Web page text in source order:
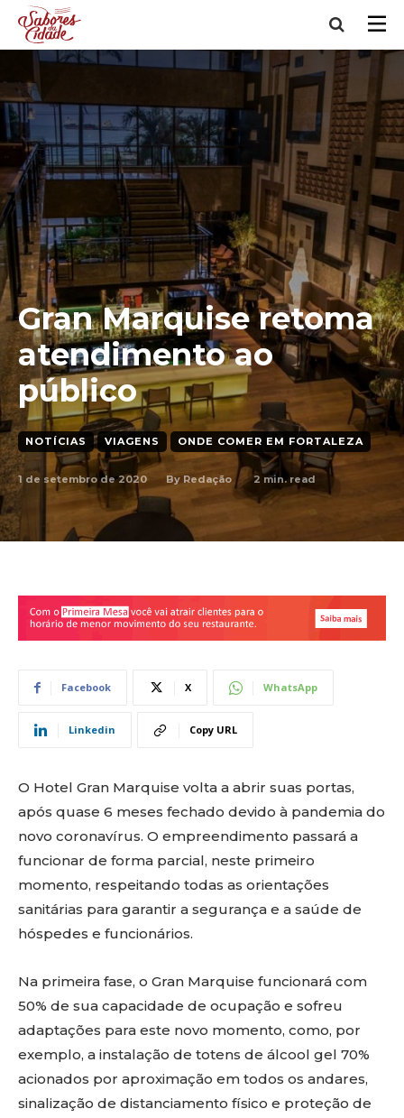
Gran Marquise retoma
atendimento ao
público
NOTÍCIAS VIAGENS ONDE COMER EM FORTALEZA
1 de setembro de 2020 By Redação 2 min. read
Facebook X WhatsApp
Linkedin Copy URL
O Hotel Gran Marquise volta a abrir suas portas,
após quase 6 meses fechado devido à pandemia do
novo coronavírus. O empreendimento passará a
funcionar de forma parcial, neste primeiro
momento, respeitando todas as orientações
sanitárias para garantir a segurança e a saúde de
hóspedes e funcionários.
Na primeira fase, o Gran Marquise funcionará com
50% de sua capacidade de ocupação e sofreu
adaptações para este novo momento, como, por
exemplo, a instalação de totens de álcool gel 70%
acionados por aproximação em todos os andares,
sinalização de distanciamento físico e proteção de